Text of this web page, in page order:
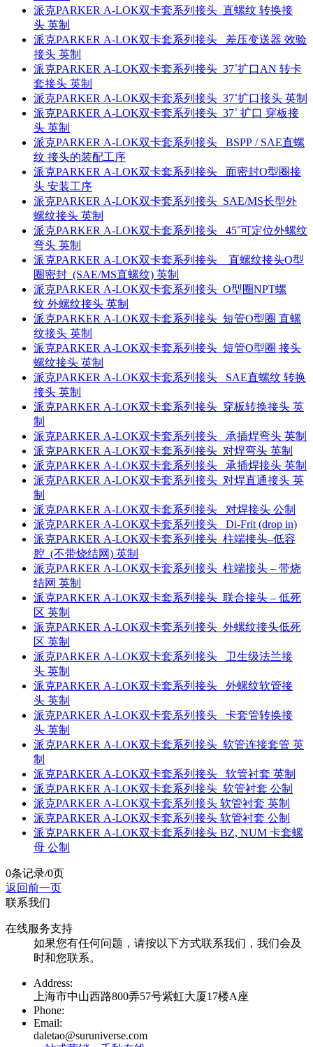
派克PARKER A-LOK双卡套系列接头 直螺纹 转换接
头 英制
派克PARKER A-LOK双卡套系列接头 差压变送器 效验
接头 英制
派克PARKER A-LOK双卡套系列接头 37˚扩口AN 转卡
套接头 英制
派克PARKER A-LOK双卡套系列接头 37˚扩口接头 英制
派克PARKER A-LOK双卡套系列接头 37˚ 扩口 穿板接
头 英制
派克PARKER A-LOK双卡套系列接头 BSPP / SAE直螺
纹 接头的装配工序
派克PARKER A-LOK双卡套系列接头 面密封O型圈接
头 安装工序
派克PARKER A-LOK双卡套系列接头 SAE/MS长型外
螺纹接头 英制
派克PARKER A-LOK双卡套系列接头 45˚可定位外螺纹
弯头 英制
派克PARKER A-LOK双卡套系列接头 直螺纹接头O型
圈密封 (SAE/MS直螺纹) 英制
派克PARKER A-LOK双卡套系列接头 O型圈NPT螺
纹 外螺纹接头 英制
派克PARKER A-LOK双卡套系列接头 短管O型圈 直螺
纹接头 英制
派克PARKER A-LOK双卡套系列接头 短管O型圈 接头
螺纹接头 英制
派克PARKER A-LOK双卡套系列接头 SAE直螺纹 转换
接头 英制
派克PARKER A-LOK双卡套系列接头 穿板转换接头 英
制
派克PARKER A-LOK双卡套系列接头 承插焊弯头 英制
派克PARKER A-LOK双卡套系列接头 对焊弯头 英制
派克PARKER A-LOK双卡套系列接头 承插焊接头 英制
派克PARKER A-LOK双卡套系列接头 对焊直通接头 英
制
派克PARKER A-LOK双卡套系列接头 对焊接头 公制
派克PARKER A-LOK双卡套系列接头 Di-Frit (drop in)
派克PARKER A-LOK双卡套系列接头 柱端接头–低容
腔 (不带烧结网) 英制
派克PARKER A-LOK双卡套系列接头 柱端接头 – 带烧
结网 英制
派克PARKER A-LOK双卡套系列接头 联合接头 – 低死
区 英制
派克PARKER A-LOK双卡套系列接头 外螺纹接头低死
区 英制
派克PARKER A-LOK双卡套系列接头 卫生级法兰接
头 英制
派克PARKER A-LOK双卡套系列接头 外螺纹软管接
头 英制
派克PARKER A-LOK双卡套系列接头 卡套管转换接
头 英制
派克PARKER A-LOK双卡套系列接头 软管连接套管 英
制
派克PARKER A-LOK双卡套系列接头 软管衬套 英制
派克PARKER A-LOK双卡套系列接头 软管衬套 公制
派克PARKER A-LOK双卡套系列接头 软管衬套 英制
派克PARKER A-LOK双卡套系列接头 软管衬套 公制
派克PARKER A-LOK双卡套系列接头 BZ, NUM 卡套螺
母 公制
0条记录/0页
返回前一页
联系我们
在线服务支持
如果您有任何问题，请按以下方式联系我们，我们会及
时和您联系。
Address:
上海市中山西路800弄57号紫虹大厦17楼A座
Phone:
Email:
daletao@suruniverse.com